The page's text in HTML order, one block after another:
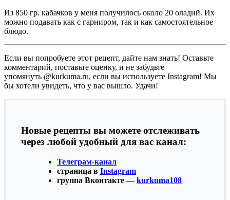
Из 850 гр. кабачков у меня получилось около 20 оладий. Их
можно подавать как с гарниром, так и как самостоятельное
блюдо.
Если вы попробуете этот рецепт, дайте нам знать! Оставьте
комментарий, поставьте оценку, и не забудьте
упомянуть @kurkuma.ru, если вы используете Instagram! Мы
бы хотели увидеть, что у вас вышло. Удачи!
Новые рецепты вы можете отслеживать
через любой удобный для вас канал:
Телеграм-канал
страница в Instagram
группа Вконтакте —kurkuma108